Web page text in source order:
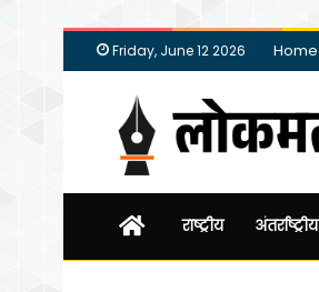
Friday, June 12 2026 Home
Homeराष्ट्रीय अंतर्राष्ट्रीय